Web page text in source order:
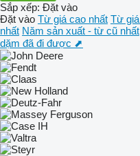
Sắp xếp: Đặt vào
Đặt vào Từ giá cao nhất Từ
nhất Năm sản xuất - từ cũ nhất
dặm đã đi được ⬈